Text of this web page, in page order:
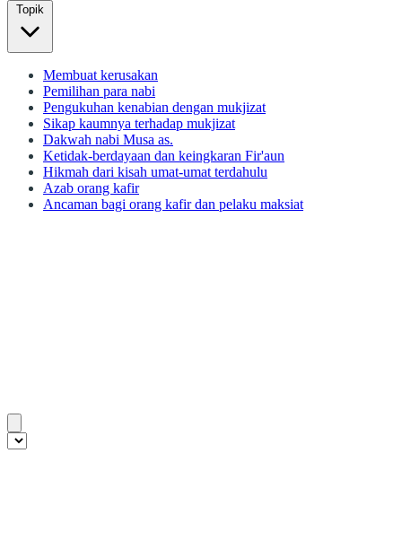
Topik
Membuat kerusakan
Pemilihan para nabi
Pengukuhan kenabian dengan mukjizat
Sikap kaumnya terhadap mukjizat
Dakwah nabi Musa as.
Ketidak-berdayaan dan keingkaran Fir'aun
Hikmah dari kisah umat-umat terdahulu
Azab orang kafir
Ancaman bagi orang kafir dan pelaku maksiat